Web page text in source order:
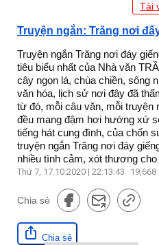
Tải
Truyện ngắn: Trăng nơi
Truyện ngắn Trăng nơi đáy
tiêu biểu nhất của Nhà văn
cây ngọn lá, chùa chiền, sông
văn hóa, lịch sử nơi đây đã
từ đó, mỗi câu văn, mỗi truyện
đều mang đậm hơi hướng xứ
tiếng hát cung đình, của chốn
truyện ngắn Trăng nơi đáy
nhiều tình cảm, xót thương
Thứ 7, 17.10.2020 | 22:13:43 19,668
Chia sẻ
Chia sẻ